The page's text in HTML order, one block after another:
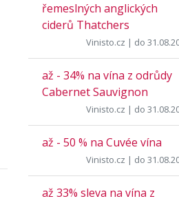
řemeslných anglických
ciderů Thatchers
Vinisto.cz | do
až - 34% na vína z odrůdy
Cabernet Sauvignon
Vinisto.cz | do
až - 50 % na Cuvée vína
Vinisto.cz | do
až 33% sleva na vína z